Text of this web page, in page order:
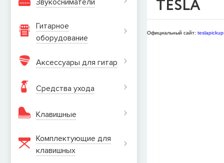
Гитарное
оборудование
Аксессуары для гитар
Средства ухода
Клавишные
Комплектующие для
клавишных
TESLA
Официальный сайт: